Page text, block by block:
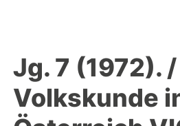
Jg. 7 (1972). /
Volkskunde